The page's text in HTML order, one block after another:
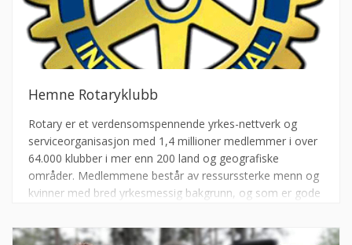
Hemne Rotaryklubb
Rotary er et verdensomspennende yrkes-nettverk og
serviceorganisasjon med 1,4 millioner medlemmer i over
64.000 klubber i mer enn 200 land og geografiske
områder. Medlemmene består av ressurssterke menn og
kvinner med bred yrkesmessig bakgrunn, og som er gode
internasjonal forståelse, samhold og fred gjennom